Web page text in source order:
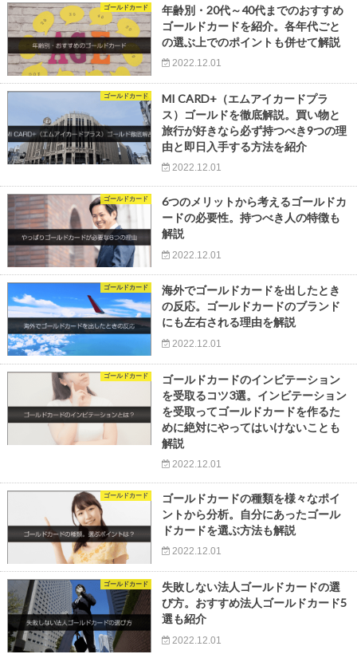
ゴールドカード
年齢別・20代～40代までのおすすめ
ゴールドカードを紹介。各年代ごと
の選ぶ上でのポイントも併せて解説
2022.12.01
ゴールドカード
MI CARD+（エムアイカードプラ
ス）ゴールドを徹底解説。買い物と
旅行が好きなら必ず持つべき9つの理
由と即日入手する方法を紹介
2022.12.01
ゴールドカード
6つのメリットから考えるゴールドカ
ードの必要性。持つべき人の特徴も
解説
2022.12.01
ゴールドカード
海外でゴールドカードを出したとき
の反応。ゴールドカードのブランド
にも左右される理由を解説
2022.12.01
ゴールドカード
ゴールドカードのインビテーション
を受取るコツ3選。インビテーション
を受取ってゴールドカードを作るた
めに絶対にやってはいけないことも
解説
2022.12.01
ゴールドカード
ゴールドカードの種類を様々なポイ
ントから分析。自分にあったゴール
ドカードを選ぶ方法も解説
2022.12.01
ゴールドカード
失敗しない法人ゴールドカードの選
び方。おすすめ法人ゴールドカード5
選も紹介
2022.12.01